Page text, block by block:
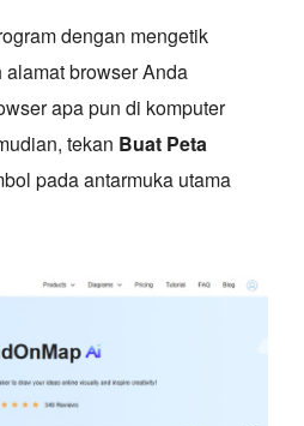
dengan mengetik
browser Anda
apa pun di komputer
tekan Buat Peta
pada antarmuka utama